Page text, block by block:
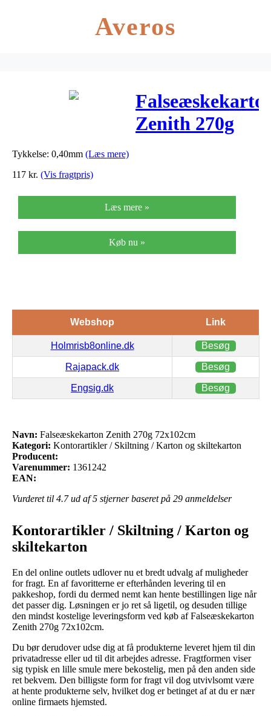
Averos
Zenith 270g
Tykkelse: 0,40mm (Læs mere)
117 kr. (Vis fragtpris)
Læs mere »
Køb nu »
Webshop Link
Holmrisb8online.dk Besøg
Rajapack.dk Besøg
Engsig.dk Besøg
Navn: Falseæskekarton Zenith 270g 72x102cm
Kategori: Kontorartikler / Skiltning / Karton og skiltekarton
Producent:
Varenummer: 1361242
EAN:
Vurderet til 4.7ud af 5 stjerner baseret på 29 anmeldelser
Kontorartikler / Skiltning / Karton og
skiltekarton
En del online outlets udlover nu et bredt udvalg af muligheder
for fragt. En af favoritterne er efterhånden levering til en
pakkeshop, fordi du dermed nemt kan hente bestillingen lige når
det passer dig. Løsningen er jo ret så ligetil, og desuden tillige
den mindst kostelige leveringsform ved køb af Falseæskekarton
Zenith 270g 72x102cm.
Du bør derudover udse dig at få produkterne leveret hjem til din
privatadresse eller ud til dit arbejdes adresse. Fragtformen viser
sig typisk en lille smule mere bekostelig, men på den anden side
ret bekvem. Den billigste form for fragt vil dog utvivlsomt være
at hente produkterne selv, hvilket dog er betinget af at du er nær
online firmaets hjemsted.